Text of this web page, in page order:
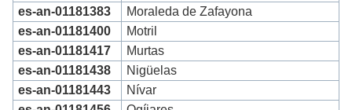
es-an-01181383
Moraleda de Zafayona
es-an-01181400
Motril
es-an-01181417
Murtas
es-an-01181438
Nigüelas
es-an-01181443
Nívar